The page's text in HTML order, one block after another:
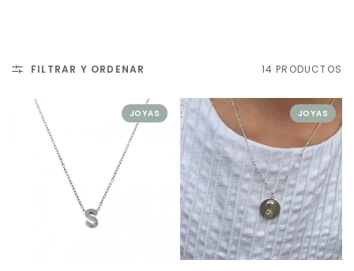
FILTRAR Y ORDENAR 14 PRODUCTOS
JOYAS JOYAS